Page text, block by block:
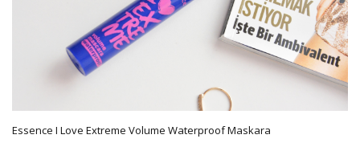
Essence I Love Extreme Volume Waterproof Maskara